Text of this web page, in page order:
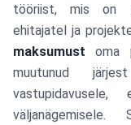
tööriist, mis on
ehitajatel ja
maksumust oma
muutunud
vastupidavusele,